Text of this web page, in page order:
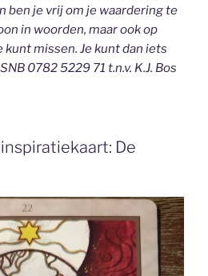
ben je vrij om je waardering te
in woorden, maar ook op
kunt missen. Je kunt dan iets
0782 5229 71 t.n.v. K.J. Bos
De